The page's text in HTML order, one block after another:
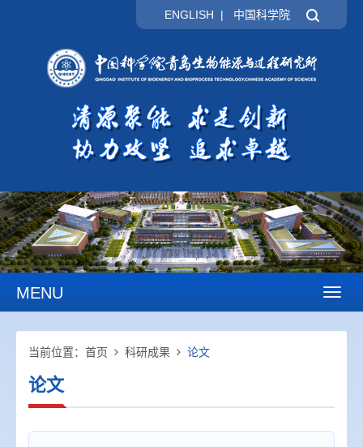
ENGLISH | 中国科学院
MENU
当前位置： 首页 科研成果 论文
论文